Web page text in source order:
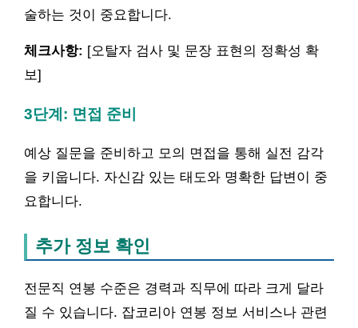
술하는 것이 중요합니다.
체크사항: [오탈자 검사 및 문장 표현의 정확성 확
보]
3단계: 면접 준비
예상 질문을 준비하고 모의 면접을 통해 실전 감각
을 키웁니다. 자신감 있는 태도와 명확한 답변이 중
요합니다.
추가 정보 확인
전문직 연봉 수준은 경력과 직무에 따라 크게 달라
질 수 있습니다. 잡코리아 연봉 정보 서비스나 관련